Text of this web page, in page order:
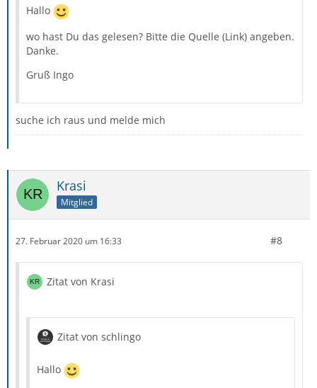
Hallo
wo hast Du das gelesen? Bitte die Quelle (Link) angeben.
Danke.
Gruß Ingo
suche ich raus und melde mich
Krasi
Mitglied
27. Februar 2020 um 16:33 #8
Zitat von Krasi
Zitat von schlingo
Hallo